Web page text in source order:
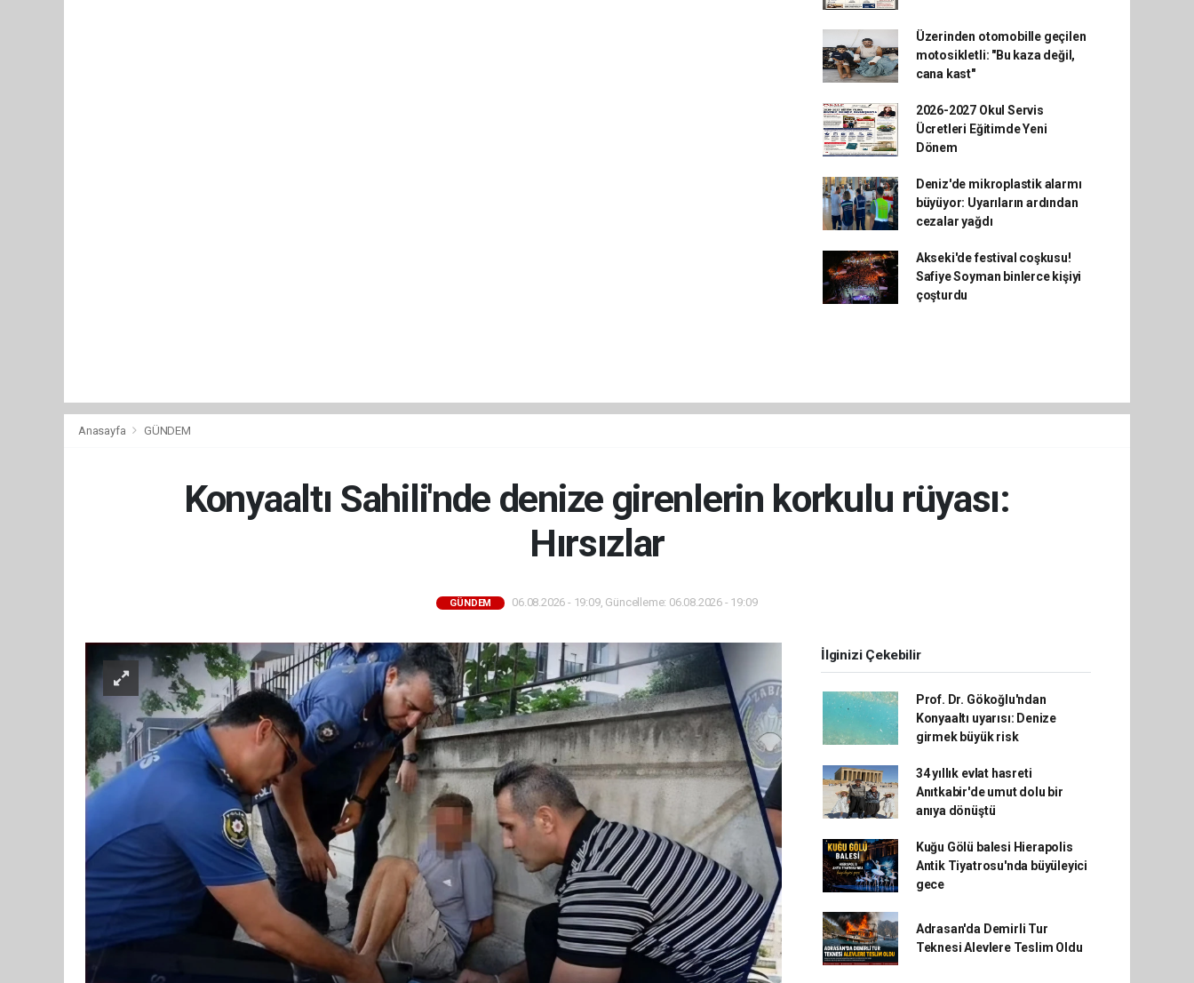
Üzerinden otomobille geçilen
motosikletli: "Bu kaza değil,
cana kast"
2026-2027 Okul Servis
Ücretleri Eğitimde Yeni
Dönem
Deniz'de mikroplastik alarmı
büyüyor: Uyarıların ardından
cezalar yağdı
Akseki'de festival coşkusu!
Safiye Soyman binlerce kişiyi
çoşturdu
Anasayfa GÜNDEM
Konyaaltı Sahili'nde denize girenlerin korkulu rüyası:
Hırsızlar
GÜNDEM 06.08.2026 - 19:09, Güncelleme: 06.08.2026 - 19:09
İlginizi Çekebilir
Prof. Dr. Gökoğlu'ndan
Konyaaltı uyarısı: Denize
girmek büyük risk
34 yıllık evlat hasreti
Anıtkabir'de umut dolu bir
anıya dönüştü
Kuğu Gölü balesi Hierapolis
Antik Tiyatrosu'nda büyüleyici
gece
Adrasan'da Demirli Tur
Teknesi Alevlere Teslim Oldu